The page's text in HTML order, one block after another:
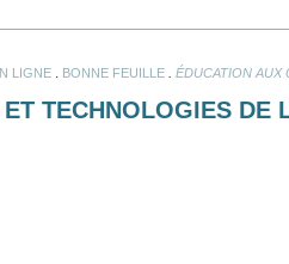
LIGNE BONNE FEUILLE ÉDUCATION AUX
TECHNOLOGIES DE